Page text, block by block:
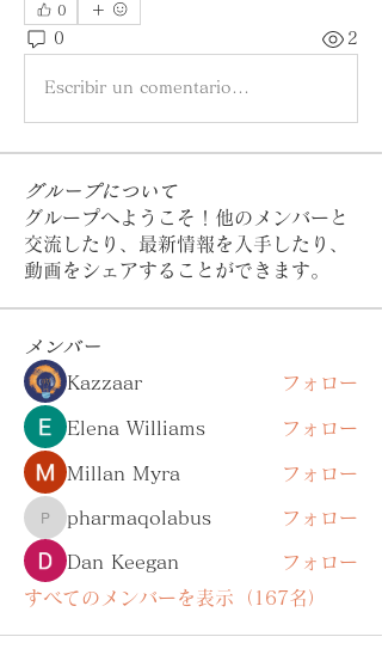
0
0 2
Escribir un comentario...
グループについて
グループへようこそ！他のメンバーと
交流したり、最新情報を入手したり、
動画をシェアすることができます。
メンバー
Kazzaar
フォロー
Elena Williams フォロー
Millan Myra フォロー
pharmaqolabus
pharmaqolabus フォロー
Dan Keegan
フォロー
すべてのメンバーを表示（167名）